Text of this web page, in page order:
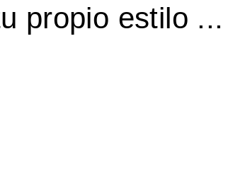
propio estilo ...